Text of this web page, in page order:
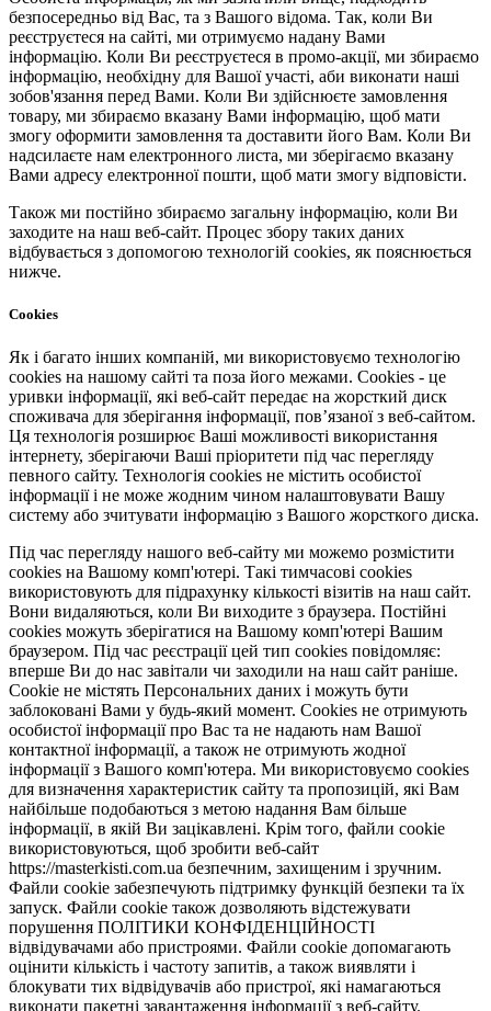
безпосередньо від Вас, та з Вашого відома. Так, коли Ви
реєструєтеся на сайті, ми отримуємо надану Вами
інформацію. Коли Ви реєструєтеся в промо-акції, ми збираємо
інформацію, необхідну для Вашої участі, аби виконати наші
зобов'язання перед Вами. Коли Ви здійснюєте замовлення
товару, ми збираємо вказану Вами інформацію, щоб мати
змогу оформити замовлення та доставити його Вам. Коли Ви
надсилаєте нам електронного листа, ми зберігаємо вказану
Вами адресу електронної пошти, щоб мати змогу відповісти.
Також ми постійно збираємо загальну інформацію, коли Ви
заходите на наш веб-сайт. Процес збору таких даних
відбувається з допомогою технологій cookies, як пояснюється
нижче.
Cookies
Як і багато інших компаній, ми використовуємо технологію
cookies на нашому сайті та поза його межами. Cookies - це
уривки інформації, які веб-сайт передає на жорсткий диск
споживача для зберігання інформації, пов’язаної з веб-сайтом.
Ця технологія розширює Ваші можливості використання
інтернету, зберігаючи Ваші пріоритети під час перегляду
певного сайту. Технологія cookies не містить особистої
інформації і не може жодним чином налаштовувати Вашу
систему або зчитувати інформацію з Вашого жорсткого диска.
Під час перегляду нашого веб-сайту ми можемо розмістити
cookies на Вашому комп'ютері. Такі тимчасові cookies
використовують для підрахунку кількості візитів на наш сайт.
Вони видаляються, коли Ви виходите з браузера. Постійні
cookies можуть зберігатися на Вашому комп'ютері Вашим
браузером. Під час реєстрації цей тип cookies повідомляє:
вперше Ви до нас завітали чи заходили на наш сайт раніше.
Cookie не містять Персональних даних і можуть бути
заблоковані Вами у будь-який момент. Сookies не отримують
особистої інформації про Вас та не надають нам Вашої
контактної інформації, а також не отримують жодної
інформації з Вашого комп'ютера. Ми використовуємо cookies
для визначення характеристик сайту та пропозицій, які Вам
найбільше подобаються з метою надання Вам більше
інформації, в якій Ви зацікавлені. Крім того, файли cookie
використовуються, щоб зробити веб-сайт
https://masterkisti.com.ua безпечним, захищеним і зручним.
Файли cookie забезпечують підтримку функцій безпеки та їх
запуск. Файли cookie також дозволяють відстежувати
порушення ПОЛІТИКИ КОНФІДЕНЦІЙНОСТІ
відвідувачами або пристроями. Файли cookie допомагають
оцінити кількість і частоту запитів, а також виявляти і
блокувати тих відвідувачів або пристрої, які намагаються
виконати пакетні завантаження інформації з веб-сайту.